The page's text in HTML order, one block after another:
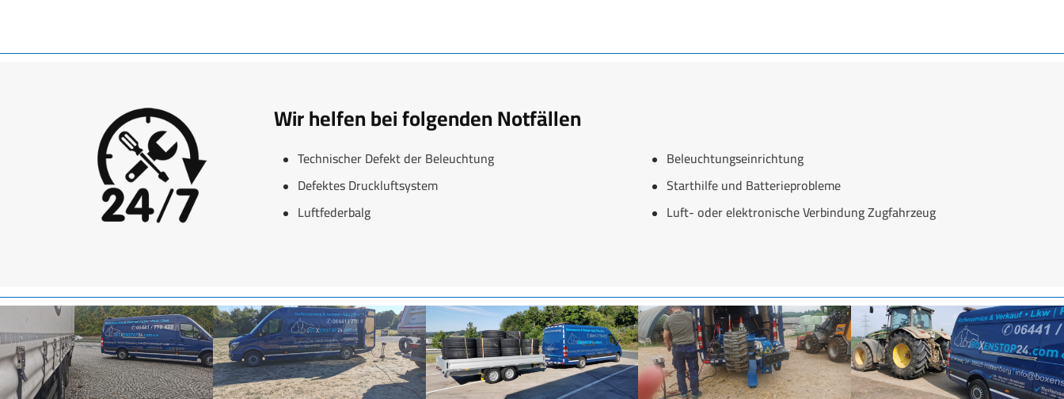
Wir helfen bei folgenden Notfällen
Technischer Defekt der Beleuchtung
Defektes Druckluftsystem
Luftfederbalg
Beleuchtungseinrichtung
Starthilfe und Batterieprobleme
Luft- oder elektronische Verbindung Zugfahrzeug